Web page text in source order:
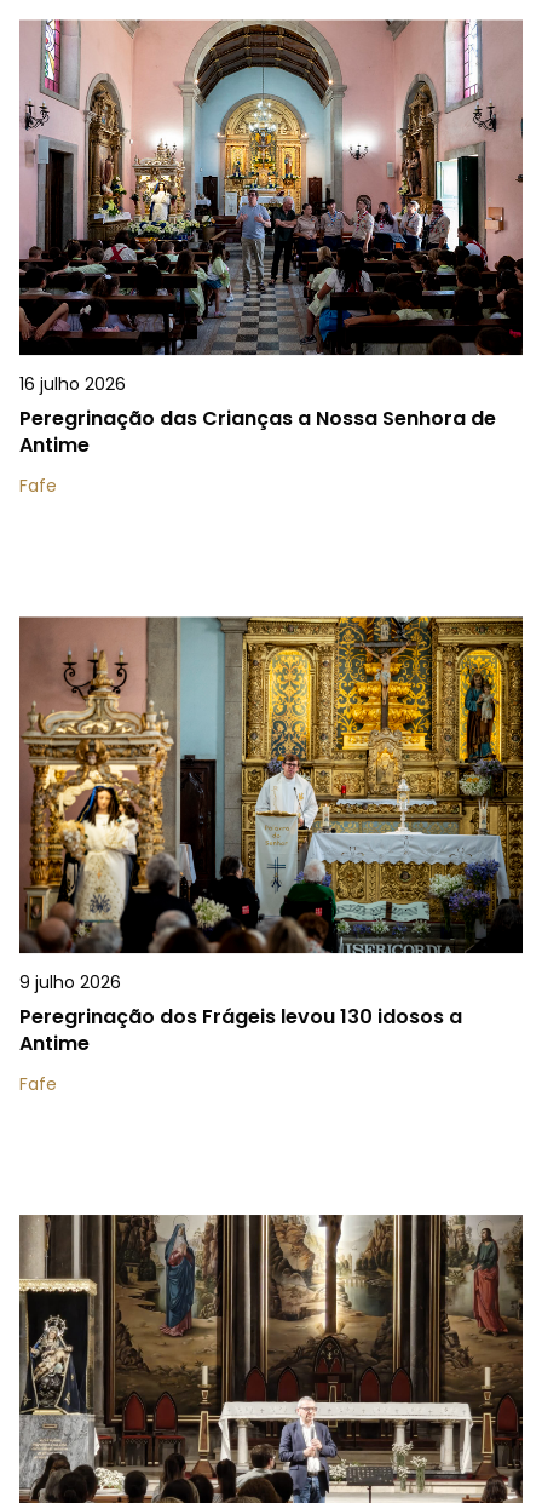
16 julho 2026
Peregrinação das Crianças a Nossa Senhora de
Antime
Fafe
9 julho 2026
Peregrinação dos Frágeis levou 130 idosos a
Antime
Fafe